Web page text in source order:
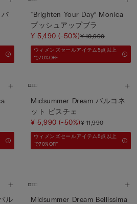
バ
“Brighten Your Day” Monica
プッシュアップブラ
¥ 5,490(-50%)¥ 10,990
ウィメンズセールアイテム5点以上
で70%OFF
Midsummer Dream バルコネ
ット ビスチェ
¥ 5,990(-50%)¥ 11,990
ウィメンズセールアイテム5点以上
で70%OFF
ル
Midsummer Dream Bellissima